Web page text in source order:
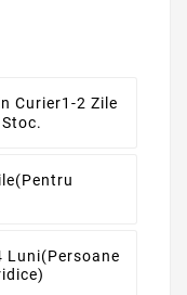
Curier1-2 Zile
(pentru
Luni(persoane